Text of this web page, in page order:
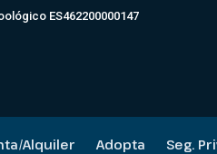
ES462200000147
Alquiler Adopta Seg.